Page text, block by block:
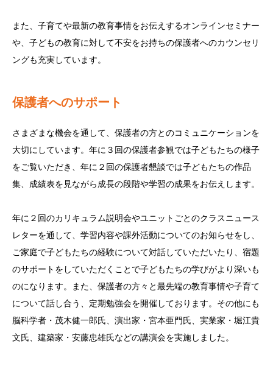
また、子育てや最新の教育事情をお伝えするオンラインセミナー
や、子どもの教育に対して不安をお持ちの保護者へのカウンセリ
ングも充実しています。
保護者へのサポート
さまざまな機会を通して、保護者の方とのコミュニケーションを
大切にしています。年に３回の保護者参観では子どもたちの様子
をご覧いただき、年に２回の保護者懇談では子どもたちの作品
集、成績表を見ながら成長の段階や学習の成果をお伝えします。
年に２回のカリキュラム説明会やユニットごとのクラスニュース
レターを通して、学習内容や課外活動についてのお知らせをし、
ご家庭で子どもたちの経験について対話していただいたり、宿題
のサポートをしていただくことで子どもたちの学びがより深いも
のになります。また、保護者の方々と最先端の教育事情や子育て
について話し合う、定期勉強会を開催しております。その他にも
脳科学者・茂木健一郎氏、演出家・宮本亜門氏、実業家・堀江貴
文氏、建築家・安藤忠雄氏などの講演会を実施しました。